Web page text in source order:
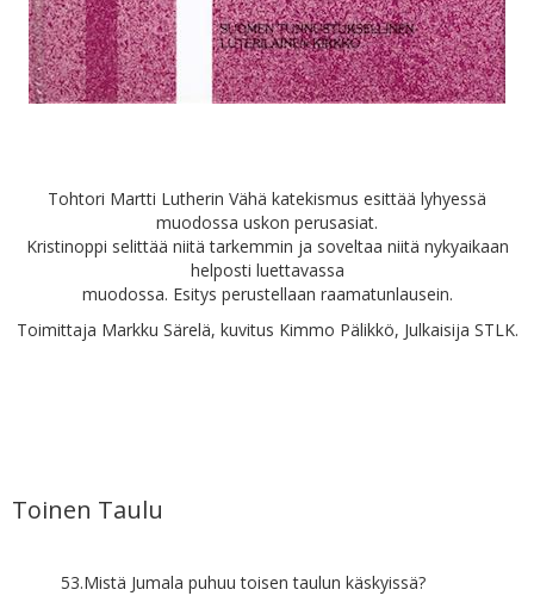
Tohtori Martti Lutherin Vähä katekismus esittää lyhyessä
muodossa uskon perusasiat.
Kristinoppi selittää niitä tarkemmin ja soveltaa niitä nykyaikaan
helposti luettavassa
muodossa. Esitys perustellaan raamatunlausein.
Toimittaja Markku Särelä, kuvitus Kimmo Pälikkö, Julkaisija STLK.
Toinen Taulu
53.Mistä Jumala puhuu toisen taulun käskyissä?